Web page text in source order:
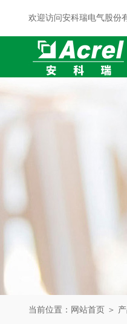
欢迎访问安科瑞电气股份
当前位置： 网站首页 ＞